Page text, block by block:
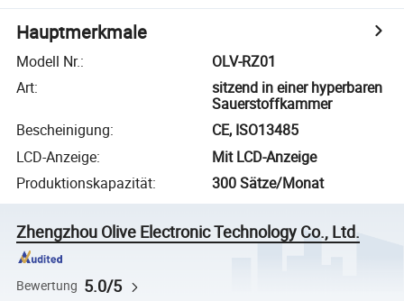
Hauptmerkmale
Modell Nr.:
OLV-RZ01
Art:
sitzend in einer hyperbaren
Sauerstoffkammer
Bescheinigung:
CE, ISO13485
LCD-Anzeige:
Mit LCD-Anzeige
Produktionskapazität: 300 Sätze/Monat
Zhengzhou Olive Electronic Technology Co., Ltd.
Bewertung 5.0/5